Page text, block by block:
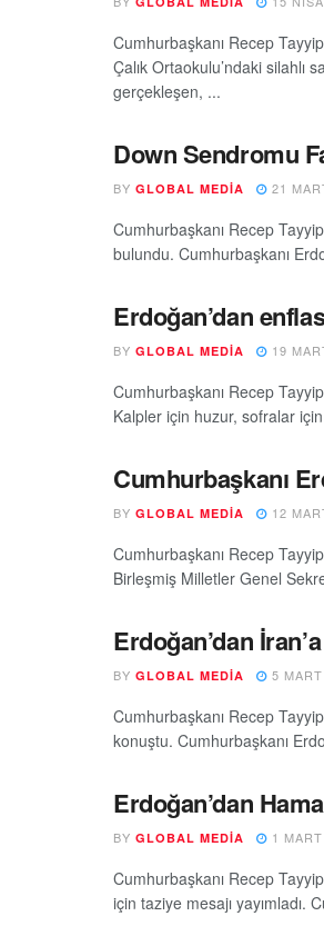
Cumhurbaşkanı Recep
Çalık Ortaokulu’ndaki silahlı
gerçekleşen, ...
Down Sendromu
BY GLOBAL MEDIA 21
Cumhurbaşkanı Recep
bulundu. Cumhurbaşkanı
Erdoğan’dan
BY GLOBAL MEDIA 19
Cumhurbaşkanı Recep
Kalpler için huzur, sofralar
Cumhurbaşkanı
BY GLOBAL MEDIA 12
Cumhurbaşkanı Recep
Birleşmiş Milletler Genel
Erdoğan’dan
BY GLOBAL MEDIA 5
Cumhurbaşkanı Recep
konuştu. Cumhurbaşkanı
Erdoğan’dan
BY GLOBAL MEDIA 1
Cumhurbaşkanı Recep
için taziye mesajı yayımladı.